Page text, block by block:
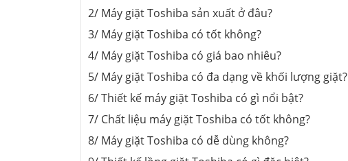
2/ Máy giặt Toshiba sản xuất ở đâu?
3/ Máy giặt Toshiba có tốt không?
4/ Máy giặt Toshiba có giá bao nhiêu?
5/ Máy giặt Toshiba có đa dạng về khối lượng giặt?
6/ Thiết kế máy giặt Toshiba có gì nổi bật?
7/ Chất liệu máy giặt Toshiba có tốt không?
8/ Máy giặt Toshiba có dễ dùng không?